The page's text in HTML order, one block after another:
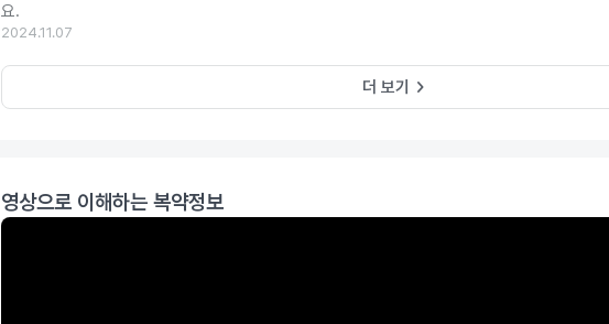
요.
2024.11.07
더 보기 keyboard_arrow_right
영상으로 이해하는 복약정보